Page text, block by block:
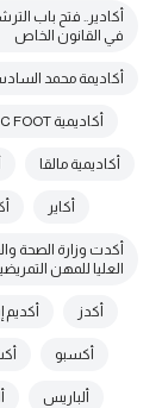
أكادير.. فتح باب
في القانون الخاص
أكاديمة محمد
أكاديمية JC FOOT
أكاديمية مالقا
أكاير
أكدت وزارة الصحة
العليا للمهن
أكدز أكديم
أكسبو
ألباريس